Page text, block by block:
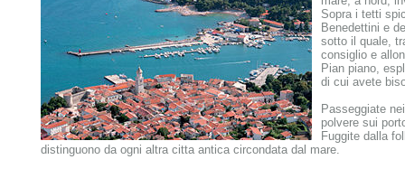
Sopra i tetti
Benedettini e
sotto il quale,
consiglio e
Pian piano,
di cui avete
Passeggiate
polvere sui
Fuggite dalla
distinguono da ogni altra citta antica circondata dal mare.